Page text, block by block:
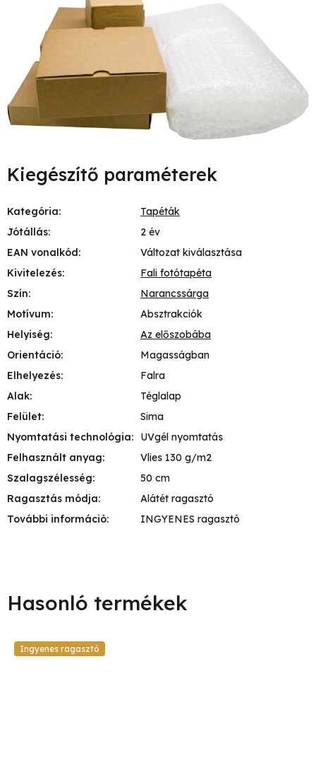
Kiegészítő paraméterek
Kategória:
Tapéták
Jótállás:
2 év
EAN vonalkód:
Változat kiválasztása
Kivitelezés:
Fali fotótapéta
Szín:
Narancssárga
Motívum:
Absztrakciók
Helyiség:
Az előszobába
Orientáció:
Magasságban
Elhelyezés:
Falra
Alak:
Téglalap
Felület:
Sima
Nyomtatási technológia:
UVgél nyomtatás
Felhasznált anyag:
Vlies 130 g/m2
Szalagszélesség:
50 cm
Ragasztás módja:
Alátét ragasztó
További információ: INGYENES ragasztó
Ingyenes ragasztó